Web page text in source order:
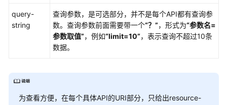
性
书
API
query-
string
查询参数，是可选部分，并不是每个API都有查询参
数。查询参数前面需要带一个“？”，形式为“参数名=
参数取值”，例如“limit=10”，表示查询不超过10条
数据。
为查看方便，在每个具体API的URI部分，只给出resource-